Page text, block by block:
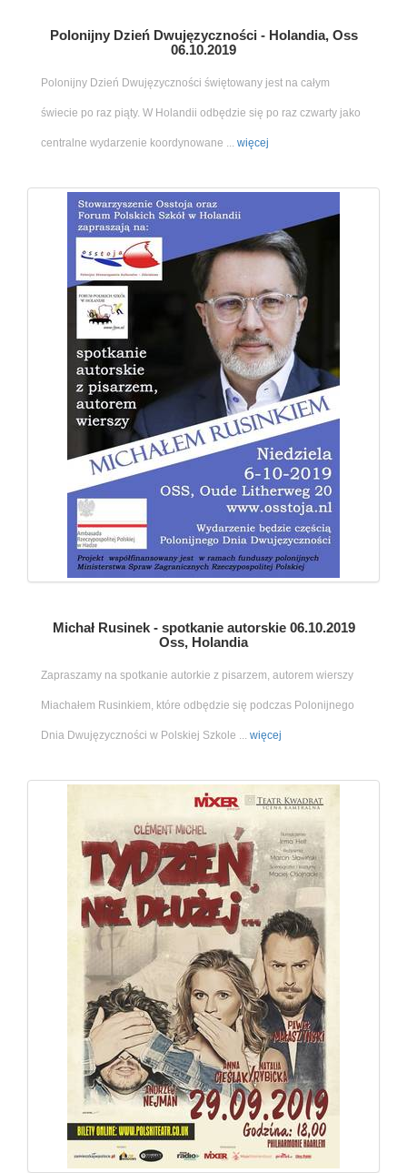
Polonijny Dzień Dwujęzyczności - Holandia, Oss
06.10.2019
Polonijny Dzień Dwujęzyczności świętowany jest na całym
świecie po raz piąty. W Holandii odbędzie się po raz czwarty jako
centralne wydarzenie koordynowane ... więcej
Michał Rusinek - spotkanie autorskie 06.10.2019
Oss, Holandia
Zapraszamy na spotkanie autorkie z pisarzem, autorem wierszy
Miachałem Rusinkiem, które odbędzie się podczas Polonijnego
Dnia Dwujęzyczności w Polskiej Szkole ... więcej